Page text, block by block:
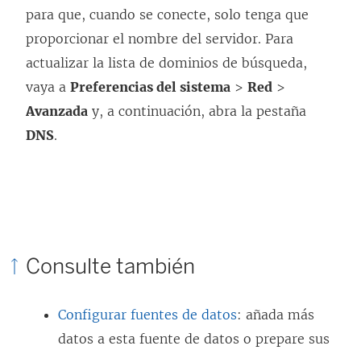
para que, cuando se conecte, solo tenga que
proporcionar el nombre del servidor. Para
actualizar la lista de dominios de búsqueda,
vaya a Preferencias del sistema > Red >
Avanzada y, a continuación, abra la pestaña
DNS.
Consulte también
Configurar fuentes de datos: añada más
datos a esta fuente de datos o prepare sus